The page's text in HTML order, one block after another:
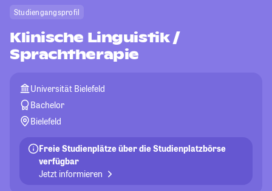
Studiengangsprofil
Klinische Linguistik /
Sprachtherapie
Universität Bielefeld
Bachelor
Bielefeld
Freie Studienplätze über die Studienplatzbörse
verfügbar
Jetzt informieren